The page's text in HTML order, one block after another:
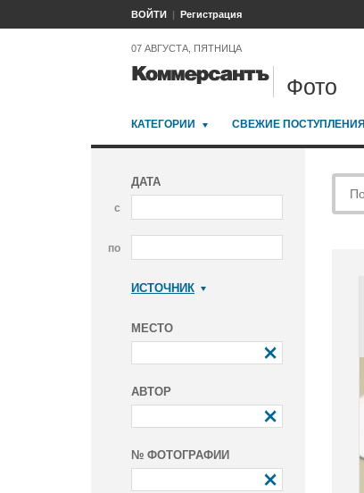
ВОЙТИ Регистрация
07 АВГУСТА, ПЯТНИЦА
Фото
КАТЕГОРИИ СВЕЖИЕ ПОСТУПЛЕНИЯ
ДАТА
с
по
ИСТОЧНИК
МЕСТО
АВТОР
№ ФОТОГРАФИИ